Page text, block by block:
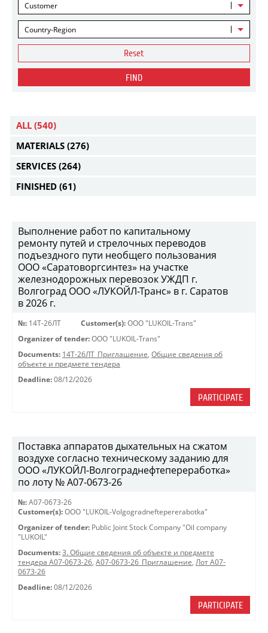
Customer
Country-Region
Reset
FIND
ALL (540)
MATERIALS (276)
SERVICES (264)
FINISHED (61)
Выполнение работ по капитальному
ремонту путей и стрелочных переводов
подъездного пути необщего пользования
ООО «Саратоворгсинтез» на участке
железнодорожных перевозок УЖДП г.
Волгоград ООО «ЛУКОЙЛ-Транс» в г. Саратов
в 2026 г.
№: 14Т-26ЛТ Customer(s): OOO "LUKOIL-Trans"
Organizer of tender: OOO "LUKOIL-Trans"
Documents: 14Т-26ЛТ_Приглашение, Общие сведения об
объекте и предмете тендера
Deadline: 08/12/2026
PARTICIPATE
Поставка аппаратов дыхательных на сжатом
воздухе согласно техническому заданию для
ООО «ЛУКОЙЛ-Волгограднефтепереработка»
по лоту № A07-0673-26
№: A07-0673-26
Customer(s): OOO "LUKOIL-Volgogradneftepererabotka"
Organizer of tender: Public Joint Stock Company "Oil company
"LUKOIL"
Documents: 3. Общие сведения об объекте и предмете
тендера A07-0673-26, A07-0673-26_Приглашение, Лот A07-
0673-26
Deadline: 08/12/2026
PARTICIPATE